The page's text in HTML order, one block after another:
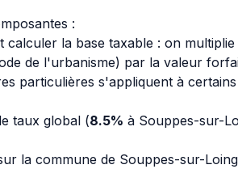
:
calculer la base taxable : on
de l'urbanisme) par la valeur
particulières s'appliquent à certains
taux global (8.5% à Souppes-sur-
la commune de Souppes-sur-